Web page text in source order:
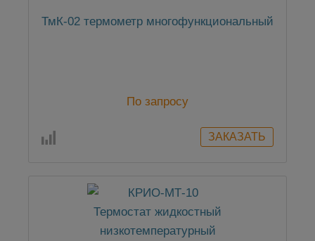
ТмК-02 термометр многофункциональный
По запросу